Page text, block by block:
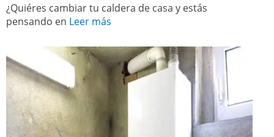
¿Quiéres cambiar tu caldera de casa y estás
pensando en Leer más